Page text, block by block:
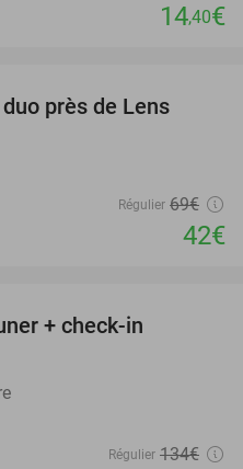
14,40€
près de Lens
Régulier 69€
42€
+ check-in
Régulier 134€